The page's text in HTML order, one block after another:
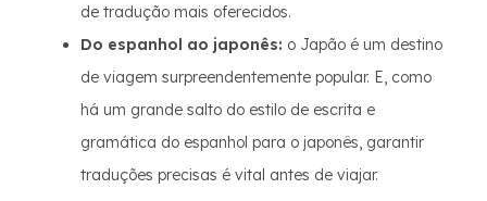
de tradução mais oferecidos.
Do espanhol ao japonês: o Japão é um destino
de viagem surpreendentemente popular. E, como
há um grande salto do estilo de escrita e
gramática do espanhol para o japonês, garantir
traduções precisas é vital antes de viajar.